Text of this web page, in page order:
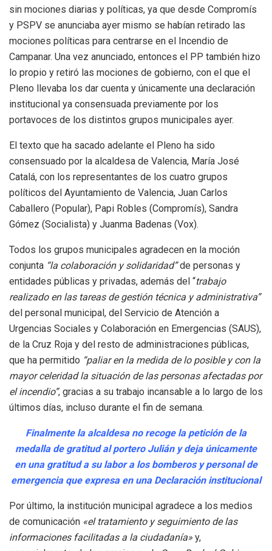
sin mociones diarias y políticas, ya que desde Compromís
y PSPV se anunciaba ayer mismo se habían retirado las
mociones políticas para centrarse en el Incendio de
Campanar. Una vez anunciado, entonces el PP también hizo
lo propio y retiró las mociones de gobierno, con el que el
Pleno llevaba los dar cuenta y únicamente una declaración
institucional ya consensuada previamente por los
portavoces de los distintos grupos municipales ayer.
El texto que ha sacado adelante el Pleno ha sido
consensuado por la alcaldesa de Valencia, María José
Catalá, con los representantes de los cuatro grupos
políticos del Ayuntamiento de Valencia, Juan Carlos
Caballero (Popular), Papi Robles (Compromís), Sandra
Gómez (Socialista) y Juanma Badenas (Vox).
Todos los grupos municipales agradecen en la moción
conjunta “la colaboración y solidaridad”de personas y
entidades públicas y privadas, además del “trabajo
realizado en las tareas de gestión técnica y administrativa”
del personal municipal, del Servicio de Atención a
Urgencias Sociales y Colaboración en Emergencias (SAUS),
de la Cruz Roja y del resto de administraciones públicas,
que ha permitido “paliar en la medida de lo posible y con la
mayor celeridad la situación de las personas afectadas por
el incendio”, gracias a su trabajo incansable a lo largo de los
últimos días, incluso durante el fin de semana.
Finalmente la alcaldesa no recoge la petición de la
medalla de gratitud al portero Julián y deja únicamente
en una gratitud a su labor a los bomberos y personal de
emergencia que expresa en una Declaración institucional
Por último, la institución municipal agradece a los medios
de comunicación «el tratamiento y seguimiento de las
informaciones facilitadas a la ciudadanía» y,